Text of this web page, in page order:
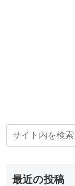
最近の投稿